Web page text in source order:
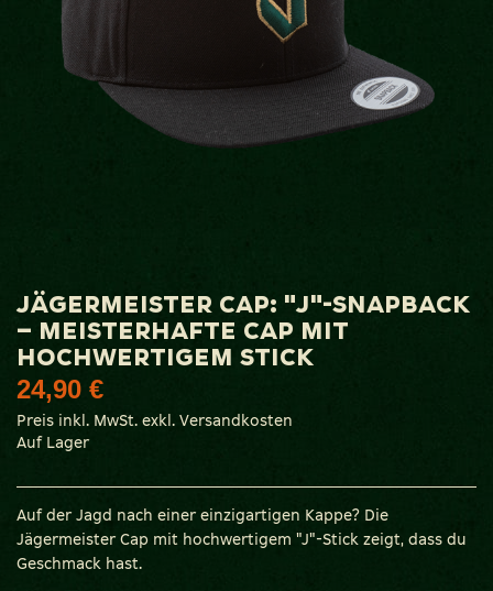
Zum
Anfang
Bildgalerie
springen
JÄGERMEISTER CAP: "J"-SNAPBACK
– MEISTERHAFTE CAP MIT
HOCHWERTIGEM STICK
24,90 €
Preis inkl. MwSt. exkl. Versandkosten
Auf Lager
Auf der Jagd nach einer einzigartigen Kappe? Die
Jägermeister Cap mit hochwertigem "J"-Stick zeigt, dass du
Geschmack hast.